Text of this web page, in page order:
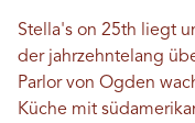
Stella's on 25th liegt
der jahrzehntelang
Parlor von Ogden
Küche mit